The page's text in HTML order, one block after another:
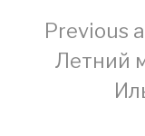
Previous
Летний